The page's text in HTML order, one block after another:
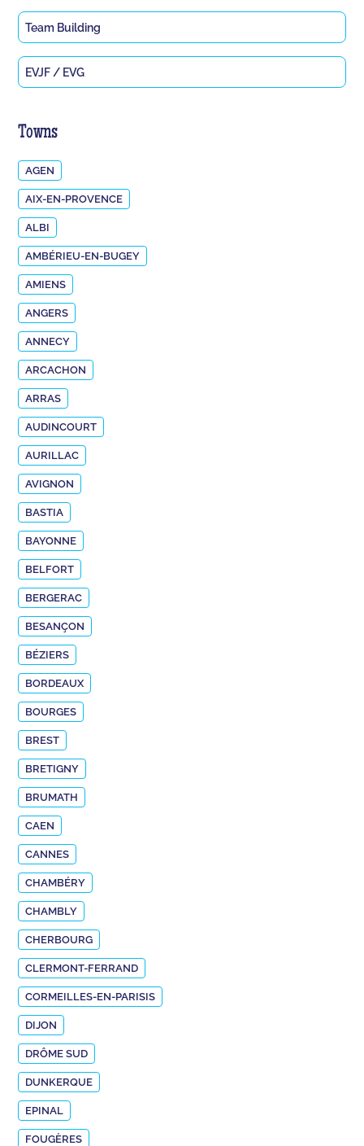
Team Building
EVJF / EVG
Towns
AGEN
AIX-EN-PROVENCE
ALBI
AMBÉRIEU-EN-BUGEY
AMIENS
ANGERS
ANNECY
ARCACHON
ARRAS
AUDINCOURT
AURILLAC
AVIGNON
BASTIA
BAYONNE
BELFORT
BERGERAC
BESANÇON
BÉZIERS
BORDEAUX
BOURGES
BREST
BRETIGNY
BRUMATH
CAEN
CANNES
CHAMBÉRY
CHAMBLY
CHERBOURG
CLERMONT-FERRAND
CORMEILLES-EN-PARISIS
DIJON
DRÔME SUD
DUNKERQUE
EPINAL
FOUGÈRES